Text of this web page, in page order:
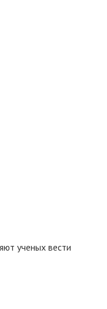
ученых вести